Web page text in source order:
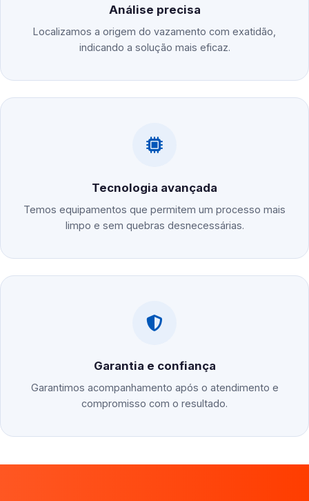
Análise precisa
Localizamos a origem do vazamento com exatidão,
indicando a solução mais eficaz.
Tecnologia avançada
Temos equipamentos que permitem um processo mais
limpo e sem quebras desnecessárias.
Garantia e confiança
Garantimos acompanhamento após o atendimento e
compromisso com o resultado.